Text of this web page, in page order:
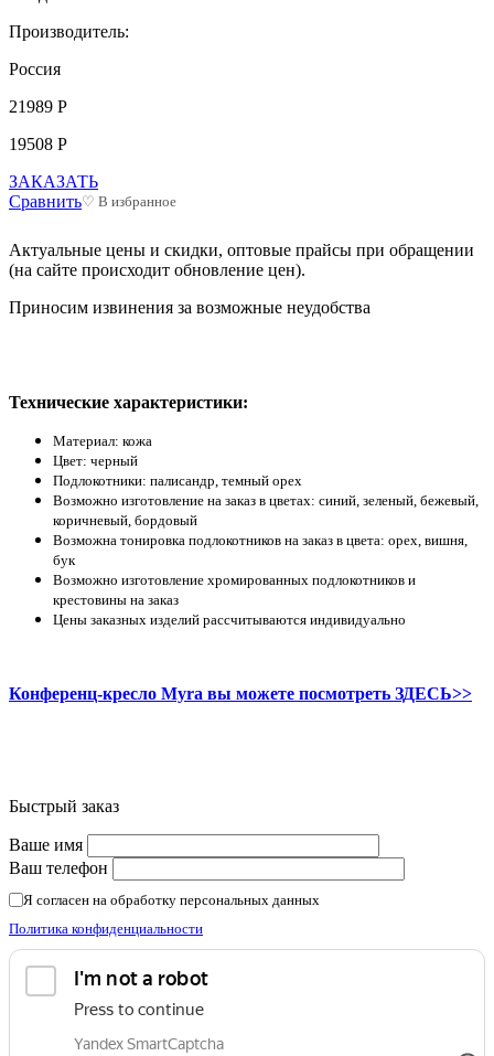
Производитель:
Россия
21989 Р
19508 Р
ЗАКАЗАТЬ
Сравнить♡ В избранное
Актуальные цены и скидки, оптовые прайсы при обращении
(на сайте происходит обновление цен).
Приносим извинения за возможные неудобства
Технические характеристики:
Материал: кожа
Цвет: черный
Подлокотники: палисандр, темный орех
Возможно изготовление на заказ в цветах: синий, зеленый, бежевый,
коричневый, бордовый
Возможна тонировка подлокотников на заказ в цвета: орех, вишня,
бук
Возможно изготовление хромированных подлокотников и
крестовины на заказ
Цены заказных изделий рассчитываются индивидуально
Конференц-кресло Myra вы можете посмотреть ЗДЕСЬ>>
Быстрый заказ
Ваше имя
Ваш телефон
Я согласен на обработку персональных данных
Политика конфиденциальности